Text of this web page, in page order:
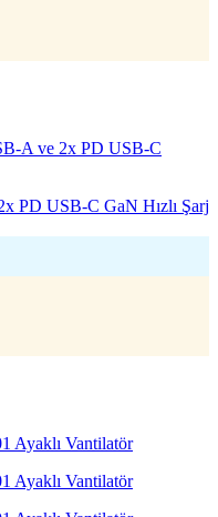
PD USB-C GaN Hızlı Şarj